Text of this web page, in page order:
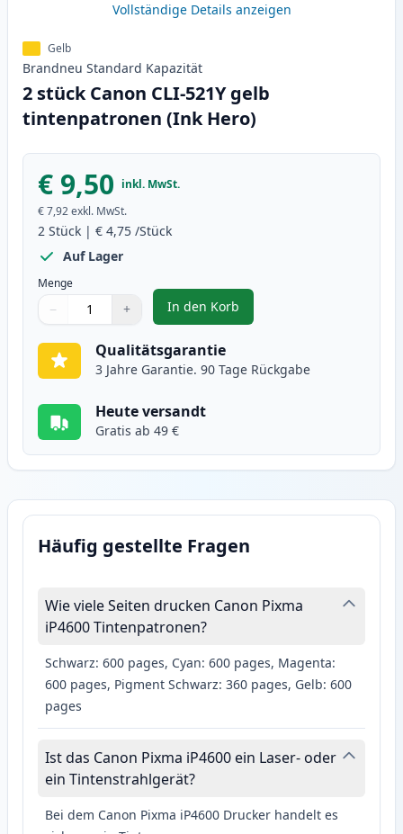
Vollständige Details anzeigen
Gelb
Brandneu Standard Kapazität
2 stück Canon CLI-521Y gelb
tintenpatronen (Ink Hero)
€ 9,50 inkl. MwSt.
€ 7,92exkl. MwSt.
2 Stück | € 4,75 /Stück
Auf Lager
Menge
Verwenden Sie die Tasten, um anzupassen
− +
1
In den Korb
, 2 stück Canon CLI-521Y gelb
Qualitätsgarantie
3 Jahre Garantie. 90 Tage Rückgabe
Heute versandt
Gratis ab 49 €
Häufig gestellte Fragen
Wie viele Seiten drucken Canon Pixma
iP4600 Tintenpatronen?
Schwarz: 600 pages, Cyan: 600 pages, Magenta:
600 pages, Pigment Schwarz: 360 pages, Gelb: 600
pages
Ist das Canon Pixma iP4600 ein Laser- oder
ein Tintenstrahlgerät?
Bei dem Canon Pixma iP4600 Drucker handelt es